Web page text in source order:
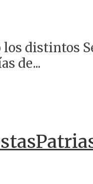
distintos
de...